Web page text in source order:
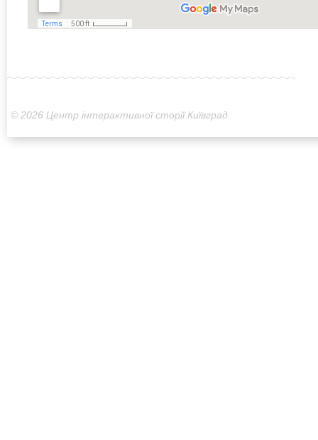
© 2026 Центр інтерактивної сторії Київград